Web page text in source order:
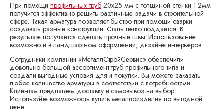
При помощи профильных труб 20x25 мм с толщиной стенки 1.2мм
получится эффективно решить различные задачи в строительной
сфере. Такая арматура позволяет быстро при помощи сварки
создавать разные конструкции. Сталь легко поддается. В
результате получается сделать прочные швы. Использование
возможно и в ландшафтном оформлении, дизайне интерьеров.
Сотрудники компании «МеталлСтройСервис» обеспечили
довольно большой ассортимент труб профильного типа и
создали выгодные условия для и покупки. Вы можете заказать
любое количество арматуры в соответствии с потребностями.
Клиентам предлагаем доставку и самовывоз на выбор.
Используйте возможность купить металлоизделия по выгодной
цене.